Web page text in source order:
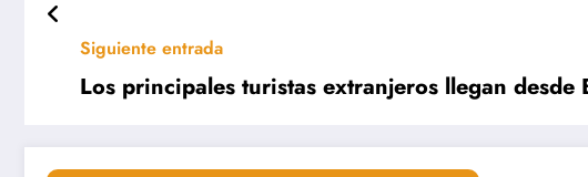
Siguiente entrada
Los principales turistas extranjeros llegan desde